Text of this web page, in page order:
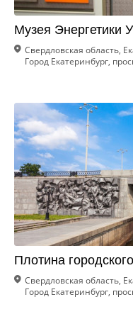
Музея Энергетики
Свердловская область,
Город Екатеринбург,
Плотина
Свердловская область,
Город Екатеринбург,